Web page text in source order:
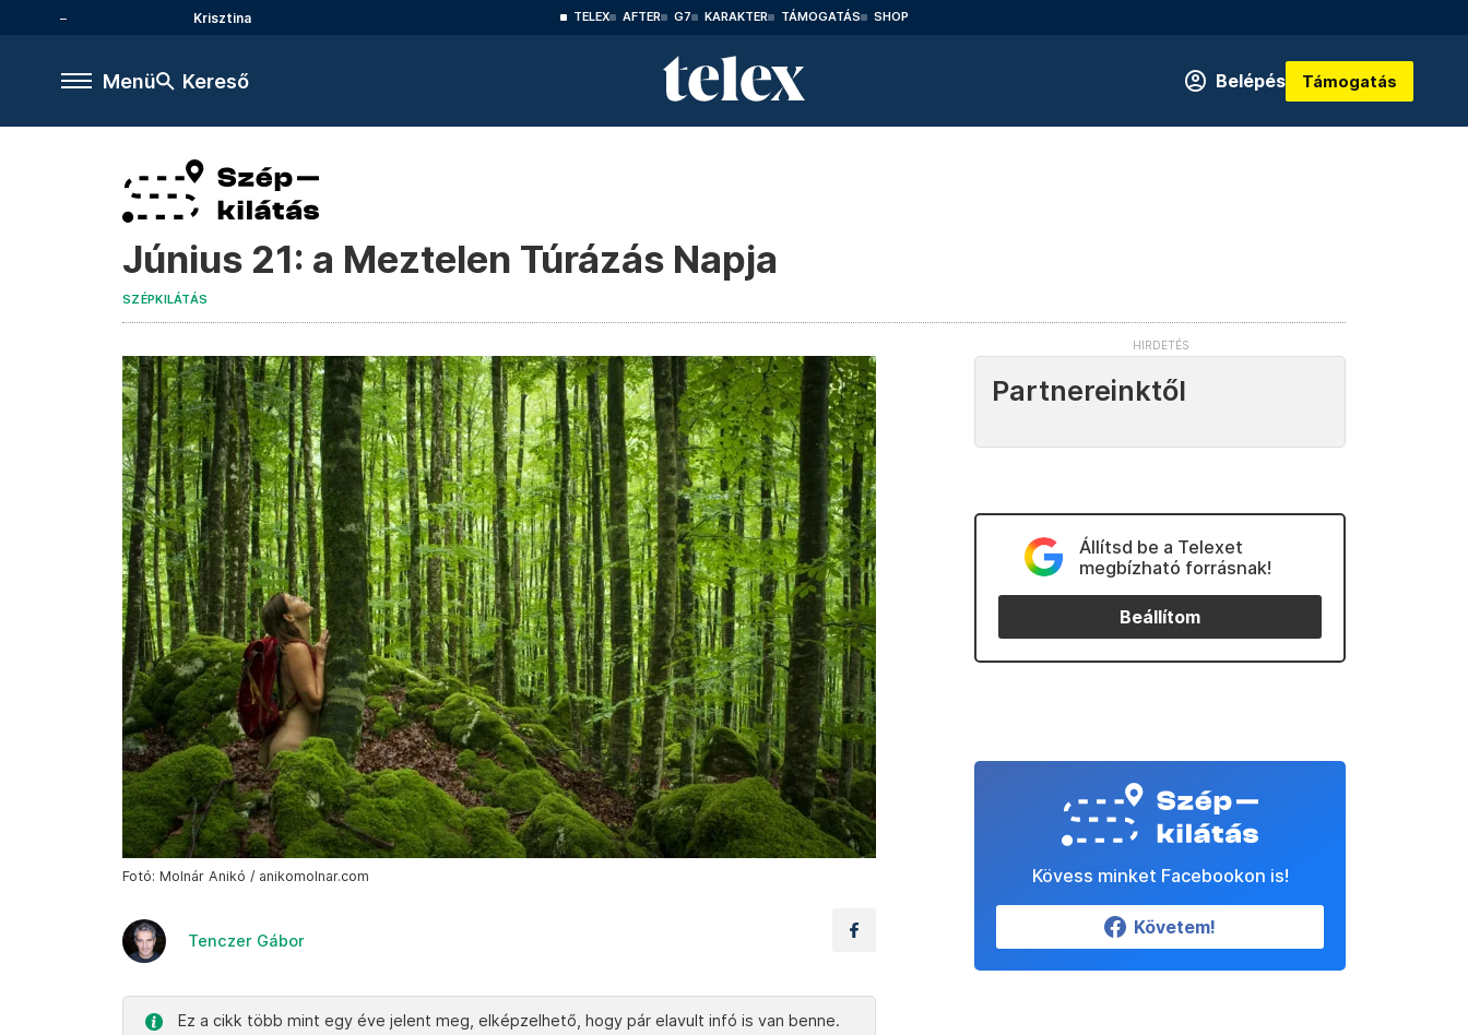
Krisztina TELEX AFTER G7 KARAKTER TÁMOGATÁS SHOP
Menü Kereső Belépés Támogatás
Június 21: a Meztelen Túrázás Napja
SZÉPKILÁTÁS
Fotó: Molnár Anikó / anikomolnar.com
Tenczer Gábor
Ez a cikk több mint egy éve jelent meg, elképzelhető, hogy pár elavult infó is van benne.
Partnereinktől
Állítsd be a Telexet
megbízható forrásnak!
Beállítom
Kövess minket Facebookon is!
Követem!